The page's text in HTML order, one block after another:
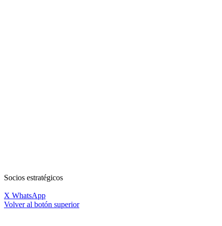
Socios estratégicos
X WhatsApp
Volver al botón superior